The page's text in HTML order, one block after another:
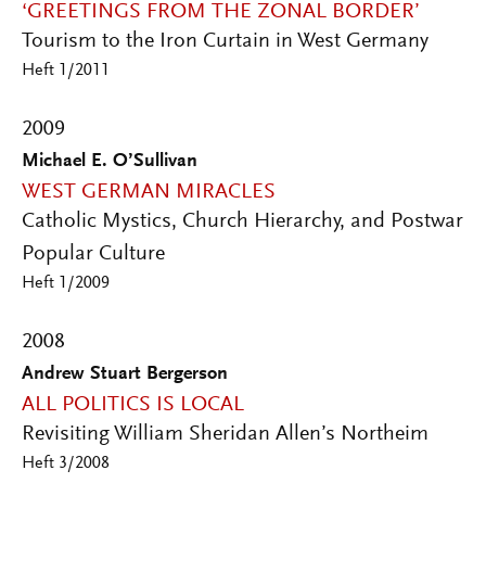
‘GREETINGS FROM THE ZONAL BORDER’
Tourism to the Iron Curtain in West Germany
Heft 1/2011
2009
Michael E. O’Sullivan
WEST GERMAN MIRACLES
Catholic Mystics, Church Hierarchy, and Postwar
Popular Culture
Heft 1/2009
2008
Andrew Stuart Bergerson
ALL POLITICS IS LOCAL
Revisiting William Sheridan Allen’s Northeim
Heft 3/2008